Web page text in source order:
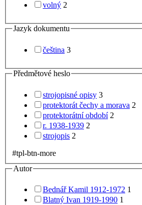
volný 2
Jazyk dokumentu
čeština 3
Předmětové heslo
strojopisné opisy 3
protektorát čechy a morava 2
protektorátní období 2
r. 1938-1939 2
strojopis 2
#tpl-btn-more
Autor
Bednář Kamil 1912-1972 1
Blatný Ivan 1919-1990 1